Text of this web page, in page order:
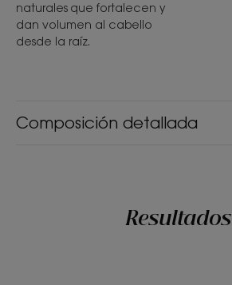
Composición detallada
naturales que fortalecen y
dan volumen al cabello
desde la raíz.
Resultados